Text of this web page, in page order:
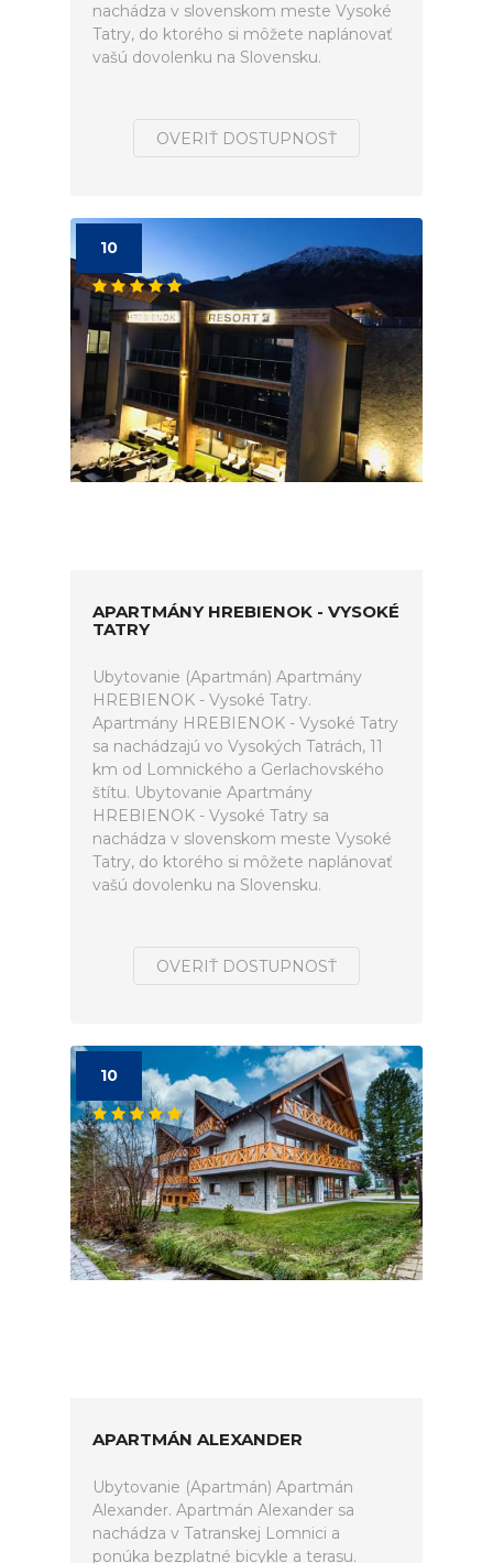
nachádza v slovenskom meste Vysoké
Tatry, do ktorého si môžete naplánovať
vašú dovolenku na Slovensku.
OVERIŤ DOSTUPNOSŤ
10
APARTMÁNY HREBIENOK - VYSOKÉ
TATRY
Ubytovanie (Apartmán) Apartmány
HREBIENOK - Vysoké Tatry.
Apartmány HREBIENOK - Vysoké Tatry
sa nachádzajú vo Vysokých Tatrách, 11
km od Lomnického a Gerlachovského
štítu. Ubytovanie Apartmány
HREBIENOK - Vysoké Tatry sa
nachádza v slovenskom meste Vysoké
Tatry, do ktorého si môžete naplánovať
vašú dovolenku na Slovensku.
OVERIŤ DOSTUPNOSŤ
10
APARTMÁN ALEXANDER
Ubytovanie (Apartmán) Apartmán
Alexander. Apartmán Alexander sa
nachádza v Tatranskej Lomnici a
ponúka bezplatné bicykle a terasu.